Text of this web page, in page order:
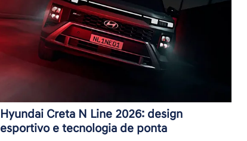
Hyundai Creta N Line 2026: design
esportivo e tecnologia de ponta